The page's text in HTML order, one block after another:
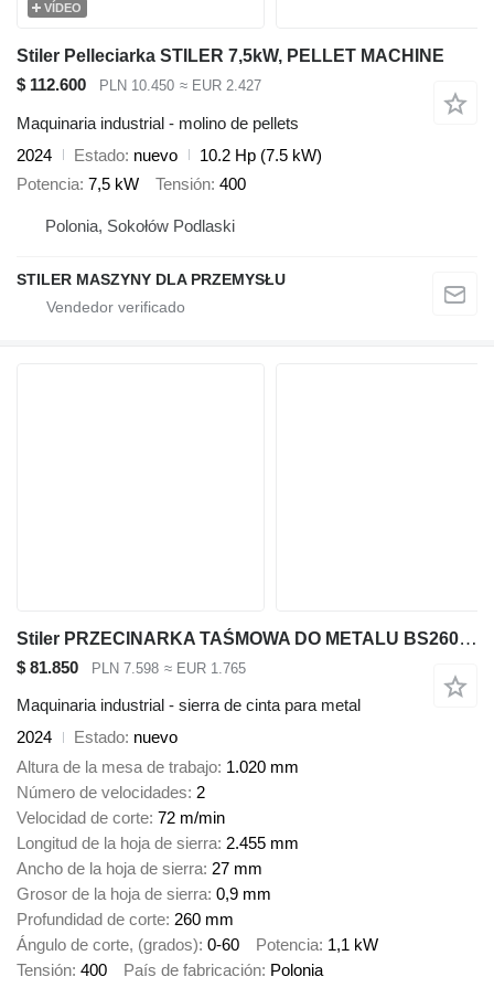
VÍDEO
Stiler Pelleciarka STILER 7,5kW, PELLET MACHINE
$ 112.600
PLN 10.450 ≈ EUR 2.427
Maquinaria industrial - molino de pellets
2024
Estado nuevo
10.2 Hp (7.5 kW)
Potencia 7,5 kW Tensión 400
Polonia, Sokołów Podlaski
STILER MASZYNY DLA PRZEMYSŁU
Stiler PRZECINARKA TAŚMOWA DO METALU BS260G 260 MM, METAL BANDSAW
$ 81.850 PLN 7.598 ≈ EUR 1.765
Maquinaria industrial - sierra de cinta para metal
2024
Estado nuevo
Altura de la mesa de trabajo 1.020 mm
Número de velocidades 2
Velocidad de corte 72 m/min
Longitud de la hoja de sierra 2.455 mm
Ancho de la hoja de sierra 27 mm
Grosor de la hoja de sierra 0,9 mm
Profundidad de corte 260 mm
Ángulo de corte, (grados) 0-60 Potencia 1,1 kW
Tensión 400 País de fabricación Polonia